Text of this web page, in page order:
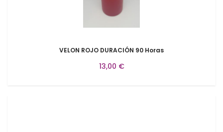
VELON ROJO DURACIÓN 90 Horas
13,00 €